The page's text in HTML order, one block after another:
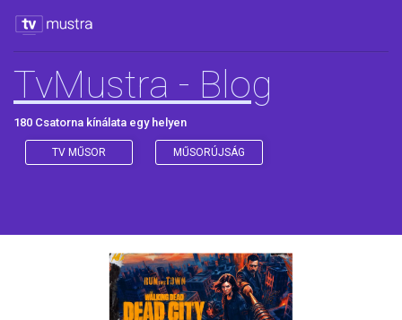
TvMustra - Blog
180 Csatorna kínálata egy helyen
TV MŰSOR MŰSORÚJSÁG